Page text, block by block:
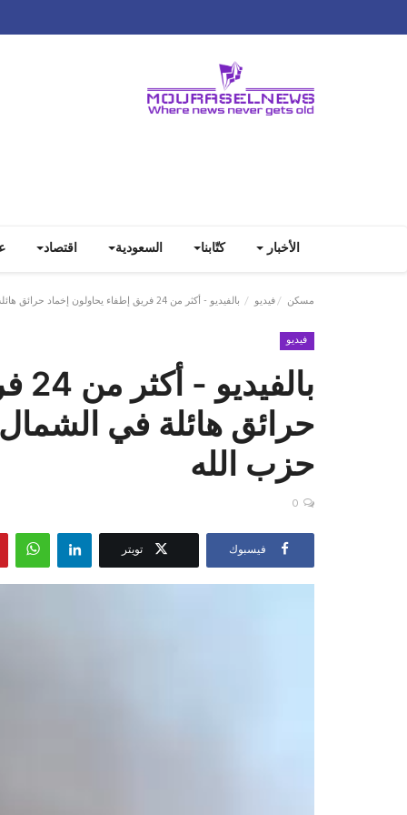
الأخبار كتّابنا السعودية اقتصاد
مسكن فيديو بالفيديو - أكثر من 24 فريق إطفاء يحاولون إخماد حرائق هائلة في الشمال إثر هجمات صاروخية من ‎حزب الله
فيديو
حرائق هائلة في
0
فيسبوك تويتر